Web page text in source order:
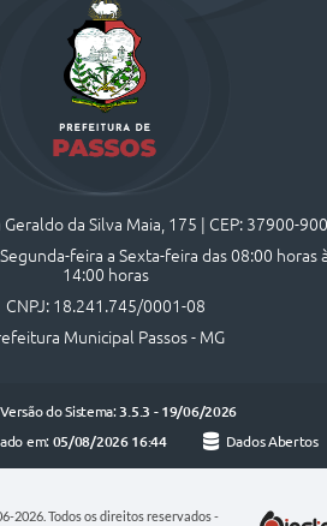
Geraldo da Silva Maia, 175 | CEP: 37900-900
feira a Sexta-feira das 08:00 horas
14:00 horas
CNPJ: 18.241.745/0001-08
Municipal Passos - MG
Versão do Sistema: 3.5.3 - 19/06/2026
em: 05/08/2026 16:44 Dados Abertos
2026. Todos os direitos reservados -